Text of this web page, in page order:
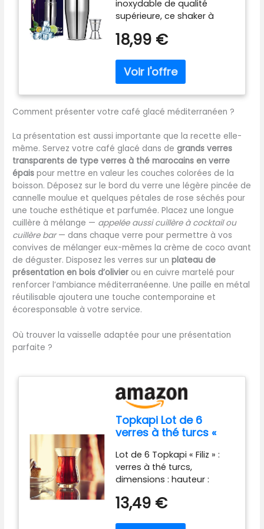
Double Mesure (1/2 et
1 oz) Shaker à Cocktail
Professionnel Bar et
Maison, Anti-Fuite et
inoxydable de qualité
supérieure, ce shaker à
corrosion et aux chocs. Son
couvercle étanche permet
un mélange rapide et sans
professionnels Le kit inclut
et 1 oz) pour mesurer avec
précision les ingrédients.
Parfait pour les recettes
classiques ou créatives, il
simplifie la préparation des
boissons tout en
économisant du temps Les
composants se
démontent en quelques
secondes pour un
nettoyage rapide au lave-
vaisselle. Compact et léger,
le shaker s'adapte à tous
les espaces de rangement,
que ce soit dans un bar
cuisine domestique Conçu
(shaking, stirring, double
couche), ce shaker 750ml
convient aussi bien aux
cocktails classiques qu'aux
créations modernes.
Emballé dans une boîte
élégante, ce kit complet
est un cadeau parfait pour
les amateurs de mixologie.
débutant ou expérimenté, il
répond à tous vos besoins
en matière de préparation
18,99 €
Comment présenter votre café glacé méditerranéen ?
La présentation est aussi importante que la recette elle-
même. Servez votre café glacé dans degrands verres
transparents de type verres à thé marocains en verre
épais pour mettre en valeur les couches colorées de la
boisson. Déposez sur le bord du verre une légère pincée de
cannelle moulue et quelques pétales de rose séchés pour
une touche esthétique et parfumée. Placez une longue
cuillère à mélange — appelée aussi cuillère à cocktail ou
cuillère bar— dans chaque verre pour permettre à vos
convives de mélanger eux-mêmes la crème de coco avant
de déguster. Disposez les verres sur unplateau de
présentation en bois d’olivier ou en cuivre martelé pour
renforcer l’ambiance méditerranéenne. Une paille en métal
réutilisable ajoutera une touche contemporaine et
écoresponsable à votre service.
Où trouver la vaisselle adaptée pour une présentation
parfaite ?
Topkapi Lot de 6
verres à thé turcs «
transparents
Lot de 6 Topkapi « Filiz » :
verres à thé turcs,
dimensions : hauteur :
cm, volume : 111 ml (11,1 cl).
13,49 €